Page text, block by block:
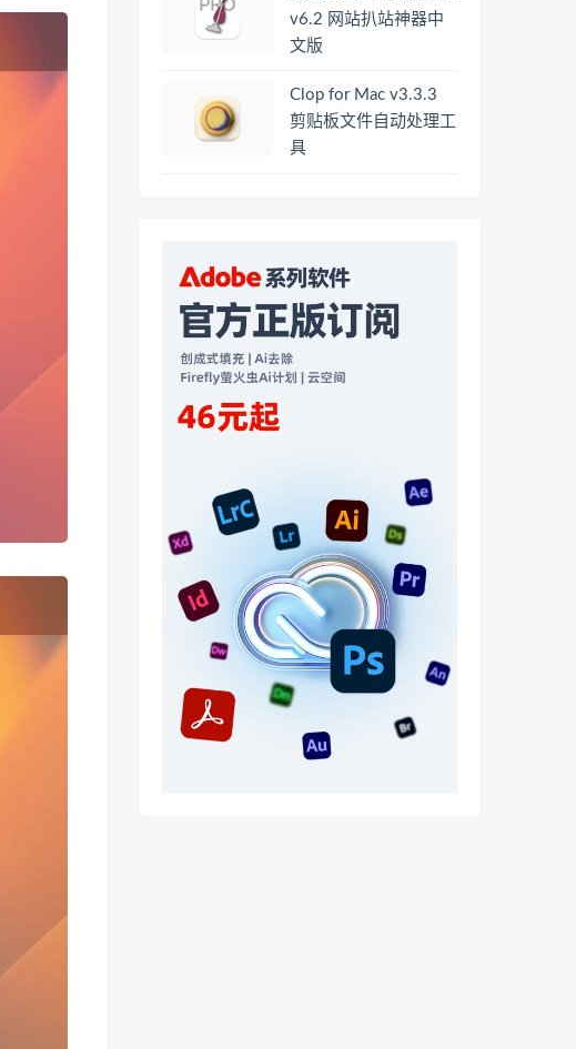
v6.2 网站扒站神器中
文版
Clop for Mac v3.3.3
剪贴板文件自动处理工
具